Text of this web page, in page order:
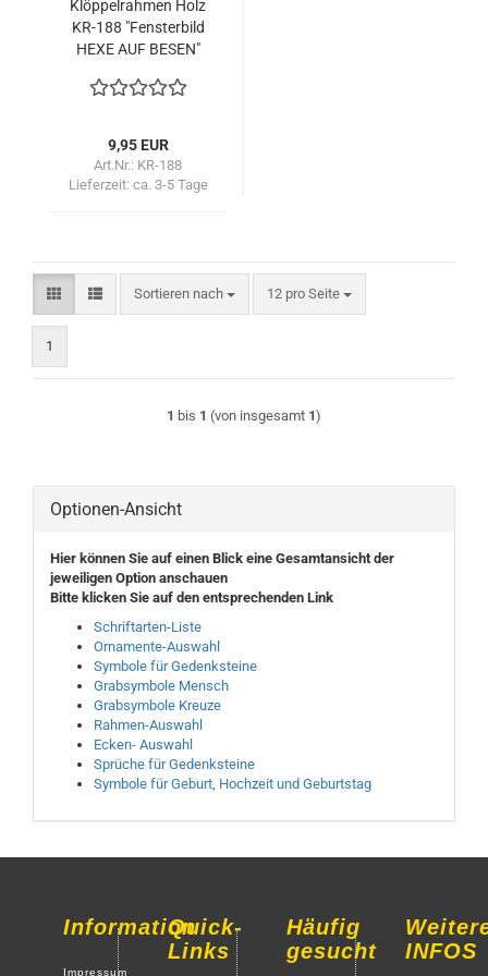
Klöppelrahmen Holz
KR-188 "Fensterbild
HEXE AUF BESEN"
9,95 EUR
Art.Nr.: KR-188
Lieferzeit: ca. 3-5 Tage
Sortieren nach
Sortieren nach 12 pro Seite
pro Seite
1
1 bis 1 (von insgesamt 1)
Optionen-Ansicht
Hier können Sie auf einen Blick eine Gesamtansicht der
jeweiligen Option anschauen
Bitte klicken Sie auf den entsprechenden Link
Schriftarten-Liste
Ornamente-Auswahl
Symbole für Gedenksteine
Grabsymbole Mensch
Grabsymbole Kreuze
Rahmen-Auswahl
Ecken- Auswahl
Sprüche für Gedenksteine
Symbole für Geburt, Hochzeit und Geburtstag
Information
Impressum
Quick-
Links
Häufig
gesucht
INFOS